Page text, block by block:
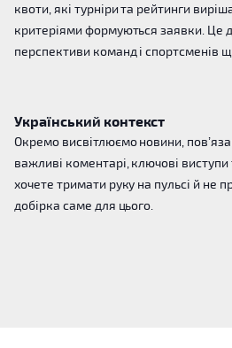
квоти, які турніри та рейтинги
критеріями формуються заявки. Це
перспективи команд і спортсменів
Український контекст
Окремо висвітлюємо новини,
важливі коментарі, ключові
хочете тримати руку на пульсі й не
добірка саме для цього.